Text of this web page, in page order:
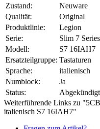
Zustand:
Neuware
Qualität:
Original
Produktlinie:
Legion
Serie:
Slim 7 Series
Modell:
S7 16IAH7
Ersatzteilgruppe: Tastaturen
Sprache:
italienisch
Numblock:
Ja
Status:
Abgekündigt
Weiterführende Links zu
italienisch S7 16IAH7"